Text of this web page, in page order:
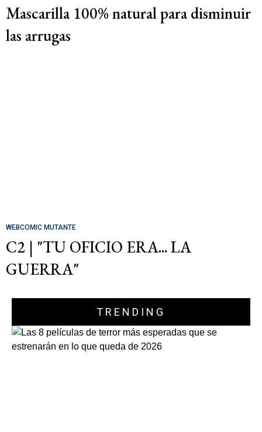
Mascarilla 100% natural para disminuir
las arrugas
WEBCOMIC MUTANTE
C2 | "TU OFICIO ERA... LA
GUERRA"
TRENDING